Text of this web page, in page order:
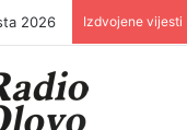
2026 Izdvojene vijesti